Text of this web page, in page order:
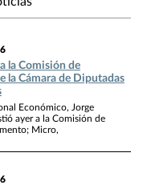
la Comisión de
la Cámara de Diputadas
Económico, Jorge
ayer a la Comisión de
Micro,